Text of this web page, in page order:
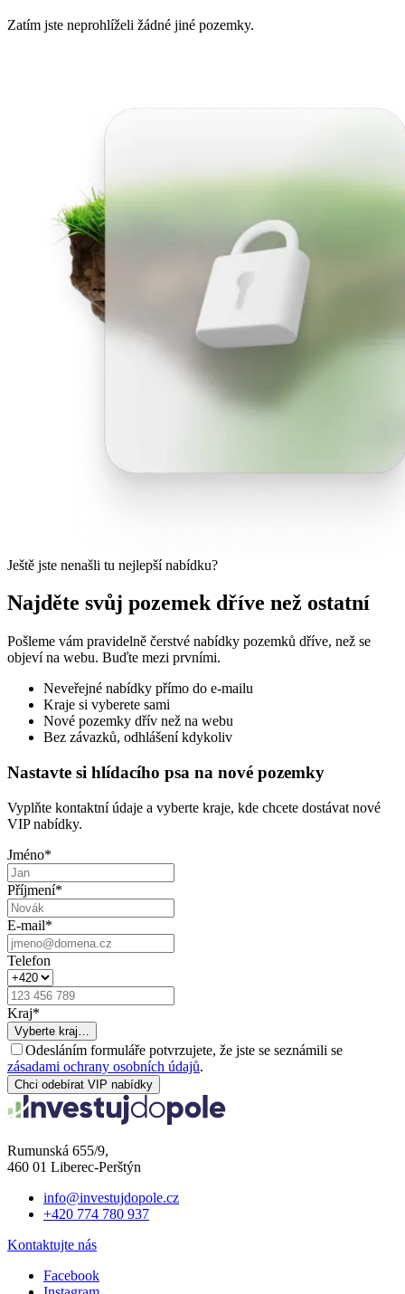
Zatím jste neprohlíželi žádné jiné pozemky.
Ještě jste nenašli tu nejlepší nabídku?
Najděte svůj pozemek dříve než ostatní
Pošleme vám pravidelně čerstvé nabídky pozemků dříve, než se
objeví na webu. Buďte mezi prvními.
Neveřejné nabídky přímo do e-mailu
Kraje si vyberete sami
Nové pozemky dřív než na webu
Bez závazků, odhlášení kdykoliv
Nastavte si hlídacího psa na nové pozemky
Vyplňte kontaktní údaje a vyberte kraje, kde chcete dostávat nové
VIP nabídky.
Jméno*
Příjmení*
E-mail*
Telefon
Kraj*
Vyberte kraj…
Odesláním formuláře potvrzujete, že jste se seznámili se
zásadami ochrany osobních údajů.
Chci odebírat VIP nabídky
Rumunská 655/9,
460 01 Liberec-Perštýn
info@investujdopole.cz
+420 774 780 937
Kontaktujte nás
Facebook